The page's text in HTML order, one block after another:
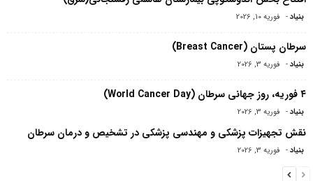
بنیاد- فوریه 10, 2026
سرطان پستان (Breast Cancer)
بنیاد- فوریه 3, 2026
۴ فوریه، روز جهانی سرطان (World Cancer Day)
بنیاد- فوریه 3, 2026
نقش تجهیزات پزشکی و مهندسی پزشکی در تشخیص و درمان سرطان
بنیاد- فوریه 3, 2026